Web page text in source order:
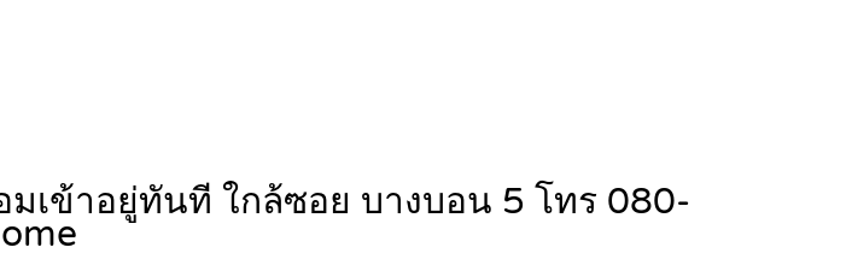
เข้าอยู่ทันที ใกล้ซอย บางบอน 5 โทร 080-